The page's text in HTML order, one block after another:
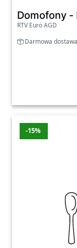
Domofony -
RTV Euro AGD
Darmowa dostawa
-15%